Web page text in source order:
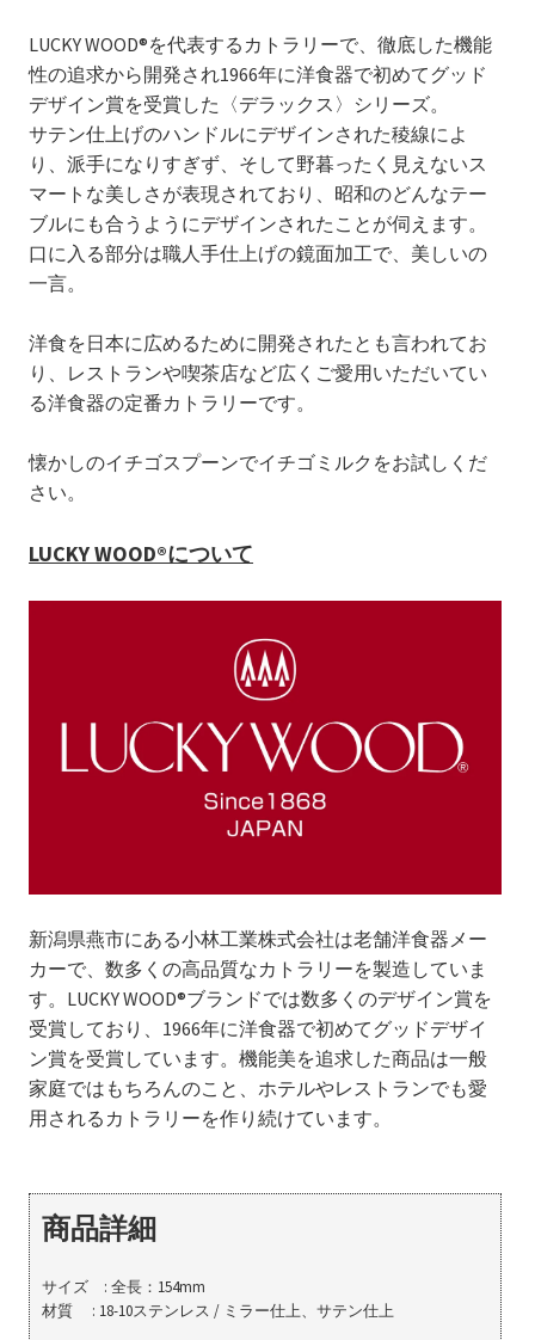
LUCKY WOOD®を代表するカトラリーで、徹底した機能
性の追求から開発され1966年に洋食器で初めてグッド
デザイン賞を受賞した〈デラックス〉シリーズ。
サテン仕上げのハンドルにデザインされた稜線によ
り、派手になりすぎず、そして野暮ったく見えないス
マートな美しさが表現されており、昭和のどんなテー
ブルにも合うようにデザインされたことが伺えます。
口に入る部分は職人手仕上げの鏡面加工で、美しいの
一言。
洋食を日本に広めるために開発されたとも言われてお
り、レストランや喫茶店など広くご愛用いただいてい
る洋食器の定番カトラリーです。
懐かしのイチゴスプーンでイチゴミルクをお試しくだ
さい。
LUCKY WOOD®について
新潟県燕市にある小林工業株式会社は老舗洋食器メー
カーで、数多くの高品質なカトラリーを製造していま
す。LUCKY WOOD®ブランドでは数多くのデザイン賞を
受賞しており、1966年に洋食器で初めてグッドデザイ
ン賞を受賞しています。機能美を追求した商品は一般
家庭ではもちろんのこと、ホテルやレストランでも愛
用されるカトラリーを作り続けています。
商品詳細
サイズ : 全長：154mm
材質 : 18-10ステンレス / ミラー仕上、サテン仕上